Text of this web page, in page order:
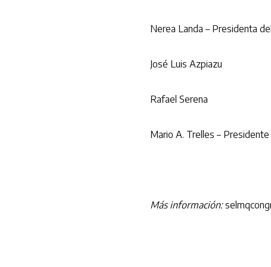
Nerea Landa – Presidenta
José Luis Azpiazu
Rafael Serena
Mario A. Trelles –
Más información: